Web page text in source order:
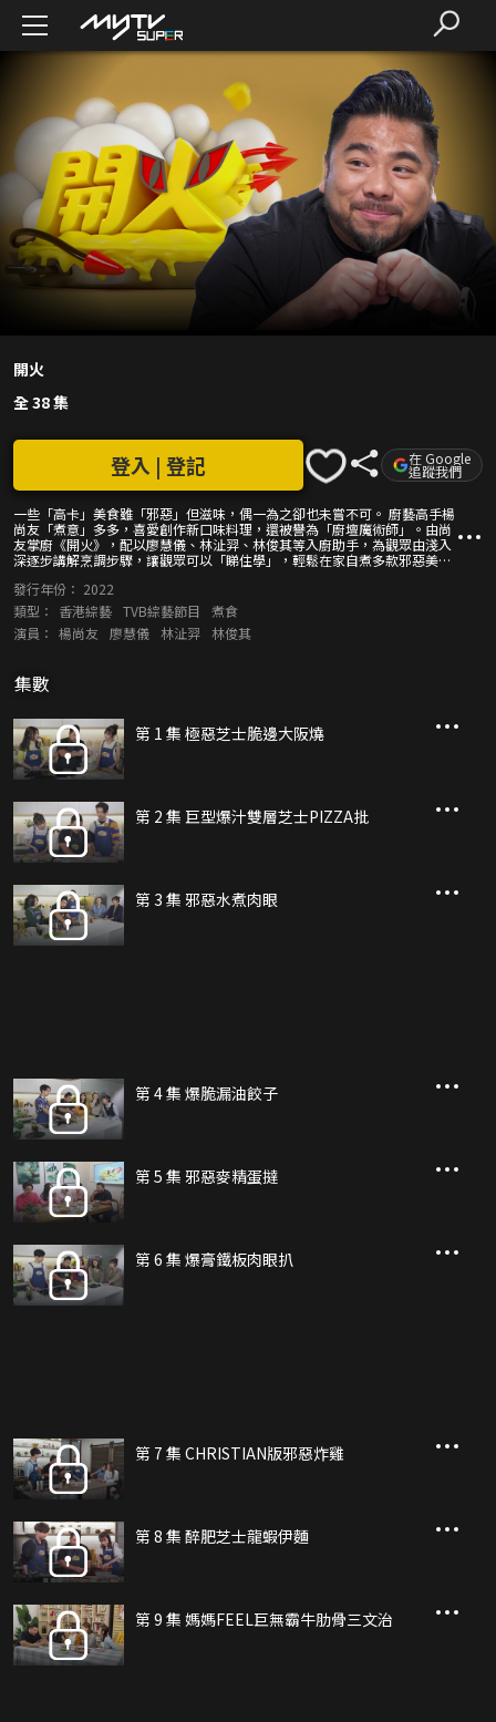
開火
全 38 集
一些「高卡」美食雖「邪惡」但滋味，偶一為之卻也未嘗不可。 廚藝高手楊
尚友「煮意」多多，喜愛創作新口味料理，還被譽為「廚壇魔術師」。由尚
友掌廚《開火》，配以廖慧儀、林沚羿、林俊其等入廚助手，為觀眾由淺入
深逐步講解烹調步驟，讓觀眾可以「睇住學」，輕鬆在家自煮多款邪惡美食
道道美食，着實令大家「隔住個Mon都覺得肚餓」！
登入 | 登記 在 Google
追蹤我們
發行年份： 2022
類型：
香港綜藝 TVB綜藝節目
煮食
演員： 楊尚友 廖慧儀 林沚羿 林俊其
集數
第 1 集 極惡芝士脆邊大阪燒
第 2 集 巨型爆汁雙層芝士PIZZA批
第 3 集 邪惡水煮肉眼
第 4 集 爆脆漏油餃子
第 5 集 邪惡麥精蛋撻
第 6 集 爆膏鐵板肉眼扒
第 7 集 CHRISTIAN版邪惡炸雞
第 8 集 醉肥芝士龍蝦伊麵
第 9 集 媽媽FEEL巨無霸牛肋骨三文治